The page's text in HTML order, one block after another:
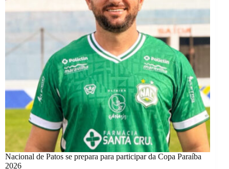
Nacional de Patos se prepara para participar da Copa Paraíba
2026